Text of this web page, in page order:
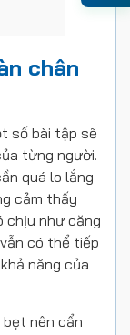
chân
số bài tập sẽ
từng người.
quá lo lắng
cảm thấy
chịu như căng
có thể tiếp
năng của
bẹt nên cẩn